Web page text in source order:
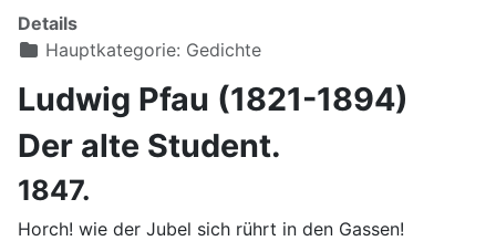
Details
Hauptkategorie: Gedichte
Ludwig Pfau (1821-1894)
Der alte Student.
1847.
Horch! wie der Jubel sich rührt in den Gassen!